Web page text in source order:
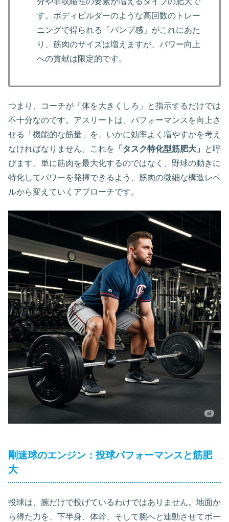
す。ボディビルダーのような高回数のトレー
ニングで得られる「パンプ感」がこれにあた
り、筋肉のサイズは増えますが、パワー向上
への貢献は限定的です。
つまり、コーチが「体を大きくしろ」と指示するだけでは
不十分なのです。アスリートは、パフォーマンスを向上さ
せる「機能的な筋量」を、いかに効率よく増やすかを考え
なければなりません。これを 「タスク特化型筋肥大」
と呼
びます。単に筋肉を最大化するのではなく、野球の動きに
特化してパワーを発揮できるよう、筋肉の微細な構造レベ
ルから変えていくアプローチです。
剛速球のエンジン：投球パフォーマンスと筋肥
大
投球は、腕だけで投げているわけではありません。地面か
ら得た力を、下半身、体幹、そして腕へと連動させてボー